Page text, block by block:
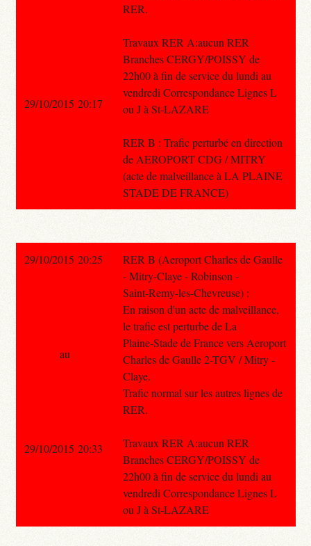
RER.
Travaux RER A:aucun RER
Branches CERGY/POISSY de
22h00 à fin de service du lundi au
vendredi Correspondance Lignes L
ou J à St-LAZARE
RER B : Trafic perturbé en direction
de AEROPORT CDG / MITRY
(acte de malveillance à LA PLAINE
STADE DE FRANCE)
29/10/2015 20:17
29/10/2015 20:25
RER B (Aeroport Charles de Gaulle
- Mitry-Claye - Robinson -
Saint-Remy-les-Chevreuse) :
En raison d'un acte de malveillance,
le trafic est perturbe de La
Plaine-Stade de France vers Aeroport
Charles de Gaulle 2-TGV / Mitry -
Claye.
Trafic normal sur les autres lignes de
RER.
Travaux RER A:aucun RER
Branches CERGY/POISSY de
22h00 à fin de service du lundi au
vendredi Correspondance Lignes L
ou J à St-LAZARE
au
29/10/2015 20:33